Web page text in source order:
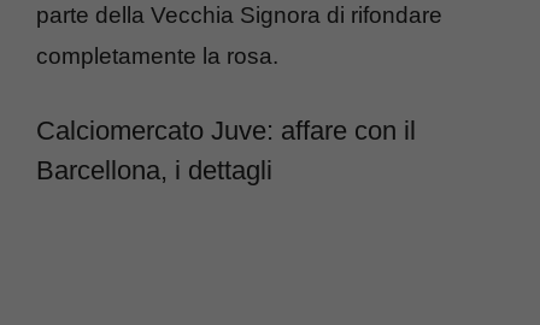
parte della Vecchia Signora di rifondare
completamente la rosa.
Calciomercato Juve: affare con il
Barcellona, i dettagli